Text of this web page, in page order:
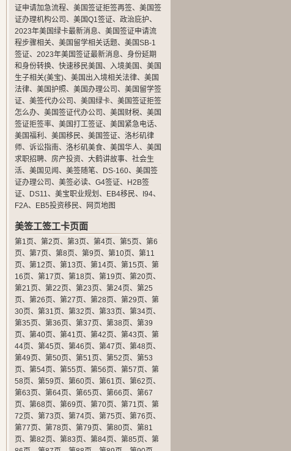
证申请加急流程、 美国签证拒签再签、 美国签
证办理机构公司 、 美国Q1签证、 政治庇护、
2023年美国绿卡最新消息、 美国签证申请流
程步骤相关、 美国留学相关话题、 美国SB-1
签证、 2023年美国签证最新消息、 身份延期
和身份转换、 快速移民美国、 入境美国、 美国
生子相关(美宝)、 美国出入境相关法律、 美国
法律、 美国护照、 美国办理公司 、 美国留学签
证、 美签代办公司 、 美国绿卡、 美国签证拒签
怎么办、 美国签证代办公司 、 美国财税、 美国
签证拒签率、 美国打工签证、 美国紧急电话、
美国福利 、 美国移民、 美国签证、 洛杉矶律
师、 诉讼指南、 洛杉矶美食、 美国华人、 美国
求职招聘、 房产投资、 大鹤讲故事、 社会生
活、 美国见闻、 美签随笔、 DS-160、 美国签
证办理公司 、 美签必读、 G4签证、
H2B签
证、 DS11、 美宝职业规划 、 EB4移民、 I94、
F2A、 EB5投资移民、 网页地图
美签工签工卡页面
第1页、 第2页、 第3页、 第4页、 第5页、 第6
页、 第7页、 第8页、 第9页、 第10页、 第11
页、 第12页、 第13页、 第14页、 第15页、 第
16页、 第17页、 第18页、 第19页、 第20页、
第21页、 第22页、 第23页、 第24页、 第25
页、 第26页、 第27页、 第28页、 第29页、 第
30页、 第31页、 第32页、 第33页、 第34页、
第35页、 第36页、 第37页、 第38页、 第39
页、 第40页、 第41页、 第42页、 第43页、 第
44页、 第45页、 第46页、 第47页、 第48页、
第49页、 第50页、 第51页、 第52页、 第53
页、 第54页、 第55页、 第56页、 第57页、 第
58页、 第59页、 第60页、 第61页、 第62页、
第63页、 第64页、 第65页、 第66页、 第67
页、 第68页、 第69页、 第70页、 第71页、 第
72页、 第73页、 第74页、 第75页、 第76页、
第77页、 第78页、 第79页、 第80页、 第81
页、 第82页、 第83页、 第84页、 第85页、 第